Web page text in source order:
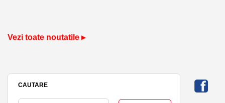
Vezi toate noutatile ▸
CAUTARE